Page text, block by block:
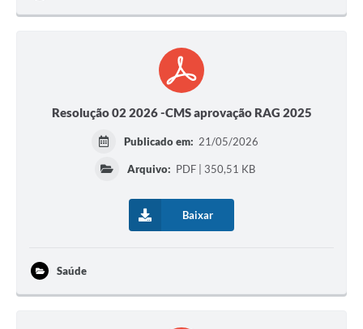
Resolução 02 2026 -CMS aprovação RAG 2025
Publicado em: 21/05/2026
Arquivo: PDF | 350,51 KB
Baixar
Saúde